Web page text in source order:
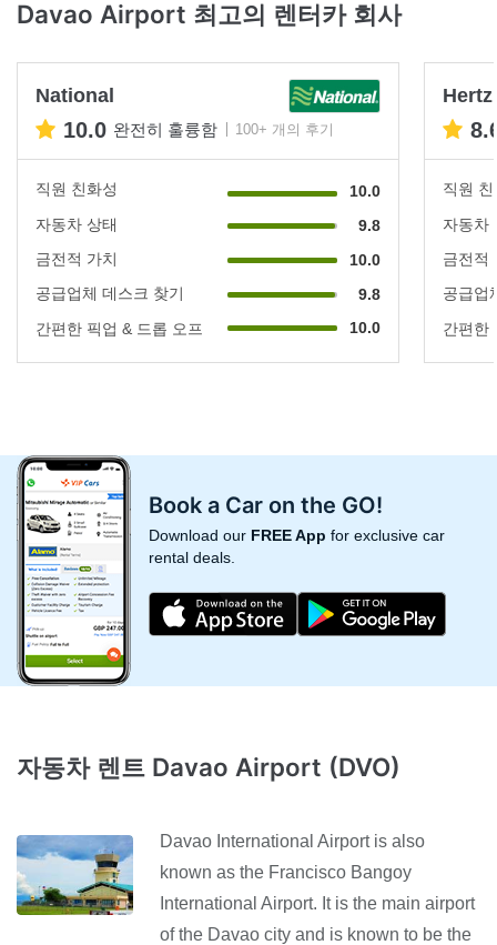
Davao Airport 최고의 렌터카 회사
National
10.0 완전히 훌륭함 100+ 개의 후기
직원 친화성
10.0
자동차 상태
9.8
금전적 가치
10.0
공급업체 데스크 찾기
9.8
간편한 픽업 & 드롭 오프
10.0
Hertz
직원
자동차
금전적
공급업
간편한
Book a Car on the GO!
Download our FREE App for exclusive car
rental deals.
자동차 렌트 Davao Airport (DVO)
Davao International Airport is also
known as the Francisco Bangoy
International Airport. It is the main airport
of the Davao city and is known to be the